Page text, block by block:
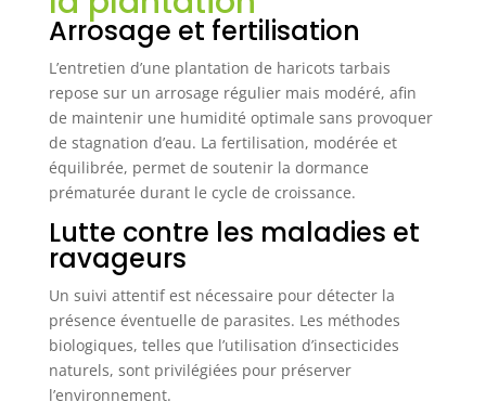
Fabriqué en caoutchouc élastique de haute qualité
avec des crochets amovibles, ce filet résiste à
l'humidité des serres et peut être réutilisé sur
INSTALLATION FACILE ET POLYVALENTE : Livré
avec des crochets en acier, il se fixe en quelques
secondes aux poteaux de votre tente ou structure
de jardin, convenant aussi bien pour la culture en
intérieur qu'en extérieur pour petits pois ou
tomates.
Arrosage et fertilisation
L’entretien d’une plantation de haricots tarbais
repose sur un arrosage régulier mais modéré, afin
de maintenir une humidité optimale sans provoquer
de stagnation d’eau. La fertilisation, modérée et
équilibrée, permet de soutenir la dormance
prématurée durant le cycle de croissance.
Lutte contre les maladies et
ravageurs
Un suivi attentif est nécessaire pour détecter la
présence éventuelle de parasites. Les méthodes
biologiques, telles que l’utilisation d’insecticides
naturels, sont privilégiées pour préserver
l’environnement.